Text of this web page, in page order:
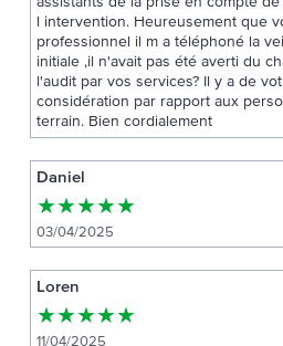
l intervention. Heureusement que
professionnel il m a téléphoné la
initiale ,il n'avait pas été averti du
l'audit par vos services? Il y a de
considération par rapport aux
terrain. Bien cordialement
Daniel
★★★★★
03/04/2025
Loren
★★★★★
11/04/2025